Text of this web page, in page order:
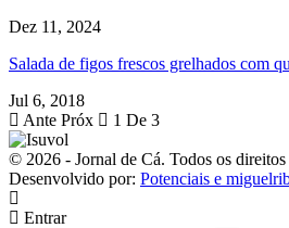
Dez 11, 2024
Salada de figos frescos grelhados com
Jul 6, 2018
Ante Próx 1 De 3
© 2026 - Jornal de Cá. Todos os direitos
Desenvolvido por: Potenciais e
Entrar